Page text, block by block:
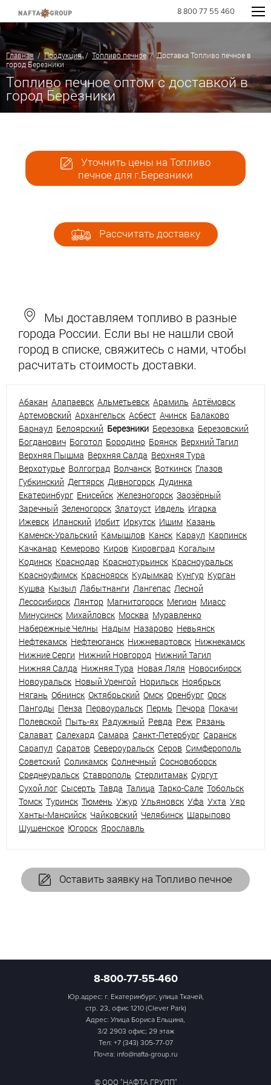
8 800 77 55 460
Главная /Продукция/ Топливо печное/ Доставка Топливо печное в
город Березники
Топливо печное оптом с доставкой в
город Березники
Уточнить цены на Топливо
печное для г.Березники
Рассчитать доставку
Мы доставляем топливо в разные
города России. Если вы не нашли свой
город в списке, свяжитесь с нами, чтобы
расчитать стоимость доставки.
Абакан Алапаевск Альметьевск Арамиль Артёмовск
Артемовский Архангельск Асбест Ачинск Балаково
Барнаул Белоярский Березники Березовка Березовский
Богданович Боготол Бородино Брянск Верхний Тагил
Верхняя Пышма Верхняя Салда Верхняя Тура
Верхотурье Волгоград Волчанск Воткинск Глазов
Губкинский Дегтярск Дивногорск Дудинка
Екатеринбург Енисейск Железногорск Заозёрный
Заречный Зеленогорск Златоуст Ивдель Игарка
Ижевск Иланский Ирбит Иркутск Ишим Казань
Каменск-Уральский Камышлов Канск Караул Карпинск
Качканар Кемерово Киров Кировград Когалым
Кодинск Краснодар Краснотурьинск Красноуральск
Красноуфимск Красноярск Кудымкар Кунгур Курган
Кушва Кызыл Лабытнанги Лангепас Лесной
Лесосибирск Лянтор Магнитогорск Мегион Миасс
Минусинск Михайловск Москва Муравленко
Набережные Челны Надым Назарово Невьянск
Нефтекамск Нефтеюганск Нижневартовск Нижнекамск
Нижние Серги Нижний Новгород Нижний Тагил
Нижняя Салда Нижняя Тура Новая Ляля Новосибирск
Новоуральск Новый Уренгой Норильск Ноябрьск
Нягань Обнинск Октябрьский Омск Оренбург Орск
Пангоды Пенза Первоуральск Пермь Печора Покачи
Полевской Пыть-ях Радужный Ревда Реж Рязань
Салават Салехард Самара Санкт-Петербург Саранск
Сарапул Саратов Североуральск Серов Симферополь
Советский Соликамск Солнечный Сосновоборск
Среднеуральск Ставрополь Стерлитамак Сургут
Сухой лог Сысерть Тавда Талица Тарко-Сале Тобольск
Томск Туринск Тюмень Ужур Ульяновск Уфа Ухта Уяр
Ханты-Мансийск Чайковский Челябинск Шарыпово
Шушенское Югорск Ярославль
Оставить заявку на Топливо печное
8-800-77-55-460
Юр.адрес: г. Екатеринбург, улица Ткачей,
стр. 23, офис 1210 (Clever Park)
Адрес: Улица Бориса Ельцина,
3/2 2903 офис; 29 этаж
Тел: +7 (343) 305-77-07
Почта: info@nafta-group.ru
© ООО "НАФТА ГРУПП"